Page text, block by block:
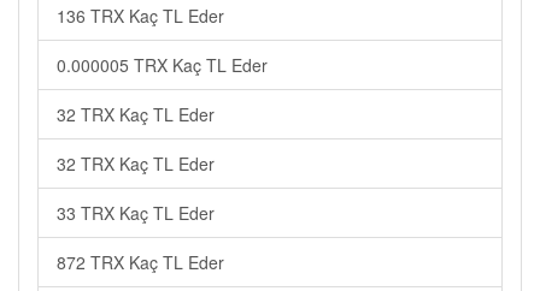
136 TRX Kaç TL Eder
0.000005 TRX Kaç TL Eder
32 TRX Kaç TL Eder
32 TRX Kaç TL Eder
33 TRX Kaç TL Eder
872 TRX Kaç TL Eder